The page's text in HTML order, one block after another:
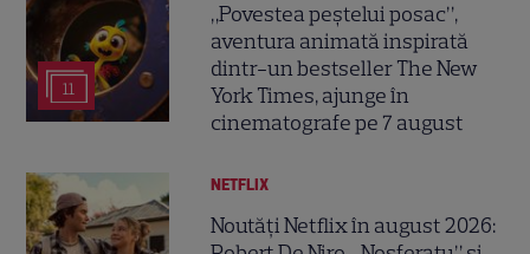
11
„Povestea peștelui posac”,
aventura animată inspirată
dintr-un bestseller The New
York Times, ajunge în
cinematografe pe 7 august
NETFLIX
Noutăți Netflix în august 2026: